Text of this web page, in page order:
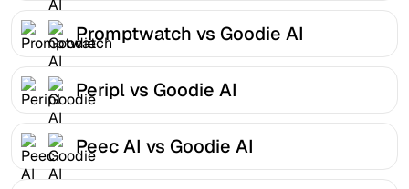
Promptwatch vs Goodie AI
Peripl vs Goodie AI
Peec AI vs Goodie AI